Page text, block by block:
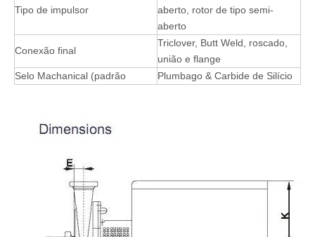
Tipo de impulsor
aberto, rotor de tipo semi-
aberto
Conexão final
Triclover, Butt Weld, roscado,
união e flange
Selo Machanical (padrão
Plumbago & Carbide de Silício